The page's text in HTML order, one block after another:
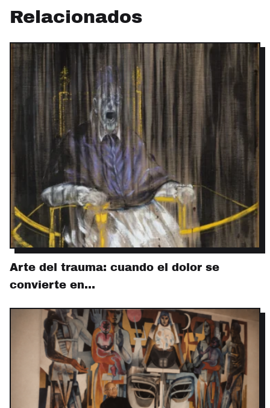
Relacionados
Arte del trauma: cuando el dolor se
convierte en…